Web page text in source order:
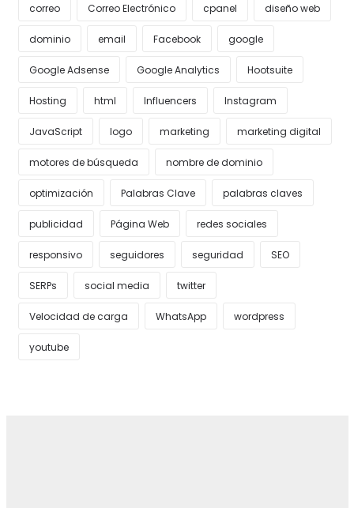
correo Correo Electrónico cpanel diseño web
dominio email Facebook google
Google Adsense Google Analytics Hootsuite
Hosting html Influencers Instagram
JavaScript logo marketing marketing digital
motores de búsqueda nombre de dominio
optimización Palabras Clave palabras claves
publicidad Página Web redes sociales
responsivo seguidores seguridad SEO
SERPs social media twitter
Velocidad de carga WhatsApp wordpress
youtube